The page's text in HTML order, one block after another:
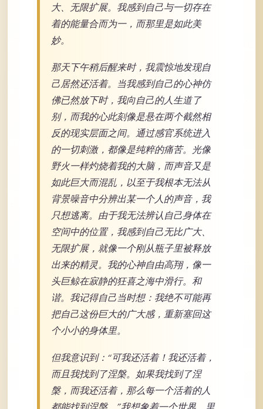
大、无限扩展。我感到自己与一切存在
着的能量合而为一，而那里是如此美
妙。
那天下午稍后醒来时，我震惊地发现自
己居然还活着。当我感到自己的心神仿
佛已然放下时，我向自己的人生道了
别，而我的心此刻像是悬在两个截然相
反的现实层面之间。通过感官系统进入
的一切刺激，都像是纯粹的痛苦。光像
野火一样灼烧着我的大脑，而声音又是
如此巨大而混乱，以至于我根本无法从
背景噪音中分辨出某一个人的声音，我
只想逃离。由于我无法辨认自己身体在
空间中的位置，我感到自己无比广大、
无限扩展，就像一个刚从瓶子里被释放
出来的精灵。我的心神自由高翔，像一
头巨鲸在寂静的狂喜之海中滑行。和
谐。我记得自己当时想：我绝不可能再
把自己这份巨大的广大感，重新塞回这
个小小的身体里。
但我意识到：“可我还活着！我还活着，
而且我找到了涅槃。如果我找到了涅
槃，而我还活着，那么每一个活着的人